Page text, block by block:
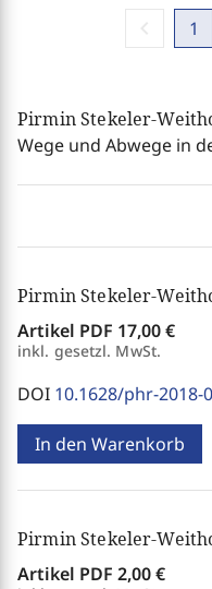
1
Pirmin Stekeler-
Wege und Abwege in
Pirmin Stekeler-
Artikel PDF 17,00 €
inkl. gesetzl. MwSt.
DOI 10.1628/phr-2018-
In den Warenkorb
Pirmin Stekeler-
Artikel PDF 2,00 €